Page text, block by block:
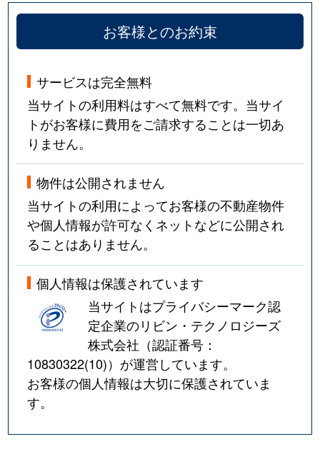
お客様とのお約束
サービスは完全無料
当サイトの利用料はすべて無料です。当サイ
トがお客様に費用をご請求することは一切あ
りません。
物件は公開されません
当サイトの利用によってお客様の不動産物件
や個人情報が許可なくネットなどに公開され
ることはありません。
個人情報は保護されています
当サイトはプライバシーマーク認
定企業のリビン・テクノロジーズ
株式会社（認証番号：
10830322(10)）が運営しています。
お客様の個人情報は大切に保護されていま
す。